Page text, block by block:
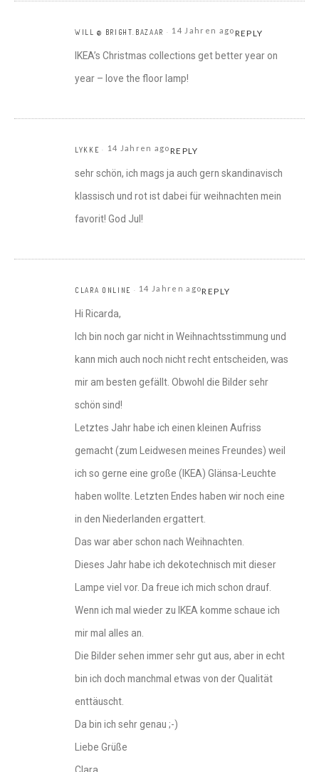
WILL @ BRIGHT.BAZAAR 14 Jahren agoREPLY
IKEA’s Christmas collections get better year on
year – love the floor lamp!
LYKKE 14 Jahren agoREPLY
sehr schön, ich mags ja auch gern skandinavisch
klassisch und rot ist dabei für weihnachten mein
favorit! God Jul!
CLARA ONLINE 14 Jahren agoREPLY
Hi Ricarda,
Ich bin noch gar nicht in Weihnachtsstimmung und
kann mich auch noch nicht recht entscheiden, was
mir am besten gefällt. Obwohl die Bilder sehr
schön sind!
Letztes Jahr habe ich einen kleinen Aufriss
gemacht (zum Leidwesen meines Freundes) weil
ich so gerne eine große (IKEA) Glänsa-Leuchte
haben wollte. Letzten Endes haben wir noch eine
in den Niederlanden ergattert.
Das war aber schon nach Weihnachten.
Dieses Jahr habe ich dekotechnisch mit dieser
Lampe viel vor. Da freue ich mich schon drauf.
Wenn ich mal wieder zu IKEA komme schaue ich
mir mal alles an.
Die Bilder sehen immer sehr gut aus, aber in echt
bin ich doch manchmal etwas von der Qualität
enttäuscht.
Da bin ich sehr genau ;-)
Liebe Grüße